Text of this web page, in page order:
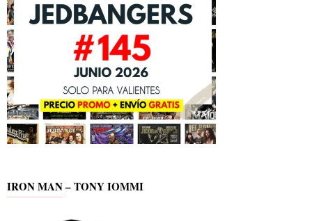
IRON MAN – TONY IOMMI